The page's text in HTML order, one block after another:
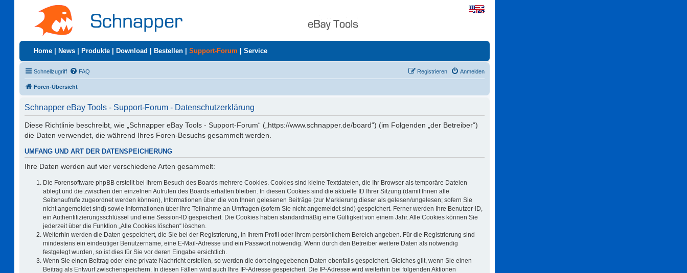
Home News Produkte Download Bestellen Support-Forum Service
Schnellzugriff FAQ Anmelden
Registrieren
Foren-Übersicht
Schnapper eBay Tools - Support-Forum - Datenschutzerklärung
Diese Richtlinie beschreibt, wie „Schnapper eBay Tools - Support-Forum“ („https://www.schnapper.de/board“) (im Folgenden „der Betreiber“)
die Daten verwendet, die während Ihres Foren-Besuchs gesammelt werden.
UMFANG UND ART DER DATENSPEICHERUNG
Ihre Daten werden auf vier verschiedene Arten gesammelt:
Die Forensoftware phpBB erstellt bei Ihrem Besuch des Boards mehrere Cookies. Cookies sind kleine Textdateien, die Ihr Browser als temporäre Dateien
ablegt und die zwischen den einzelnen Aufrufen des Boards erhalten bleiben. In diesen Cookies sind die aktuelle ID Ihrer Sitzung (damit Ihnen alle
Seitenaufrufe zugeordnet werden können), Informationen über die von Ihnen gelesenen Beiträge (zur Markierung dieser als gelesen/ungelesen; sofern Sie
nicht angemeldet sind) sowie Informationen über Ihre Teilnahme an Umfragen (sofern Sie nicht angemeldet sind) gespeichert. Ferner werden Ihre Benutzer-ID,
ein Authentifizierungsschlüssel und eine Session-ID gespeichert. Die Cookies haben standardmäßig eine Gültigkeit von einem Jahr. Alle Cookies können Sie
jederzeit über die Funktion „Alle Cookies löschen“ löschen.
Weiterhin werden die Daten gespeichert, die Sie bei der Registrierung, in Ihrem Profil oder Ihrem persönlichem Bereich angeben. Für die Registrierung sind
mindestens ein eindeutiger Benutzername, eine E-Mail-Adresse und ein Passwort notwendig. Wenn durch den Betreiber weitere Daten als notwendig
festgelegt wurden, so ist dies für Sie vor deren Eingabe ersichtlich.
Wenn Sie einen Beitrag oder eine private Nachricht erstellen, so werden die dort eingegebenen Daten ebenfalls gespeichert. Gleiches gilt, wenn Sie einen
Beitrag als Entwurf zwischenspeichern. In diesen Fällen wird auch Ihre IP-Adresse gespeichert. Die IP-Adresse wird weiterhin bei folgenden Aktionen